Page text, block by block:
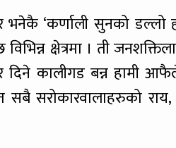
भनेकै ‘कर्णाली सुनको डल्लो
क्षेत्रमा । ती
कालीगड बन्न हामी आफैले
सबै सरोकारवालाहरुको